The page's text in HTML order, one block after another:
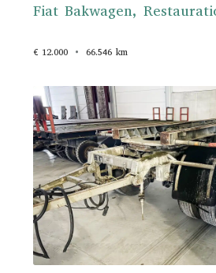
Fiat Bakwagen,
€ 12.000 66.546 km